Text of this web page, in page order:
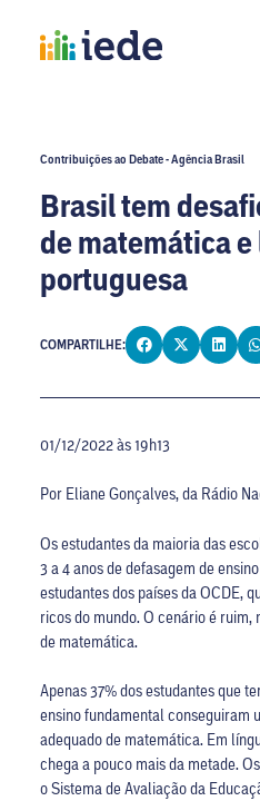
Contribuições ao Debate - Agência Brasil
Brasil tem
de matemática
portuguesa
COMPARTILHE:
01/12/2022 às 19h13
Por Eliane Gonçalves, da Rádio
Os estudantes da maioria das
3 a 4 anos de defasagem de
estudantes dos países da OCDE,
ricos do mundo. O cenário é ruim,
de matemática.
Apenas 37% dos estudantes que
ensino fundamental conseguiram
adequado de matemática. Em
chega a pouco mais da metade.
o Sistema de Avaliação da